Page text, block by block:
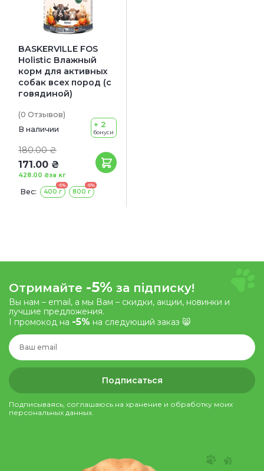
BASKERVILLE FOS
Holistic Влажный
корм для активных
собак всех пород (с
говядиной)
(0 Отзывов)
В наличии
180.00 ₴
171.00 ₴
за кг
428.00 ₴
+ 2
бонуси
Вес:
-5%
400 г
-5%
800 г
Отримайте -5% за підписку!
Вы нам – email, а мы Вам – скидки, акции, новинки и
лучшие предложения.
І промокод на -5% на следующий заказ 😸
Подписаться
Подписываясь, соглашаюсь на хранение и обработку моих
персональных данных.